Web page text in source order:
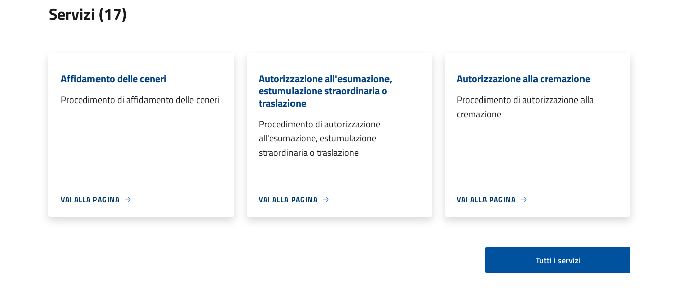
Servizi (17)
Affidamento delle ceneri
Procedimento di affidamento delle ceneri
VAI ALLA PAGINA
Autorizzazione all'esumazione,
estumulazione straordinaria o
traslazione
Procedimento di autorizzazione
all'esumazione, estumulazione
straordinaria o traslazione
VAI ALLA PAGINA
Autorizzazione alla cremazione
Procedimento di autorizzazione alla
cremazione
VAI ALLA PAGINA
Tutti i servizi